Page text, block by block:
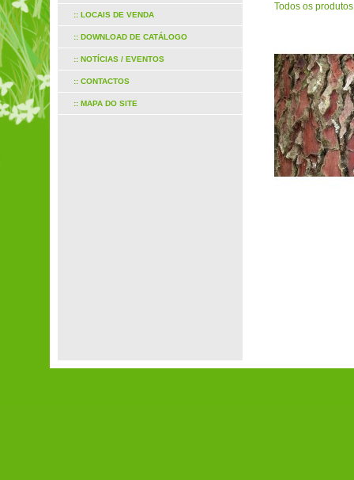
:: LOCAIS DE VENDA
:: DOWNLOAD DE CATÁLOGO
:: NOTÍCIAS / EVENTOS
:: CONTACTOS
:: MAPA DO SITE
Todos os produtos